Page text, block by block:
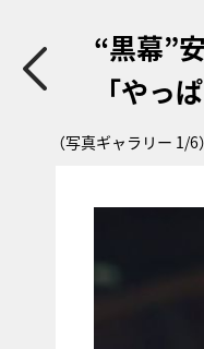
“黒幕”
「やっ
（写真ギャラリー 1/6）